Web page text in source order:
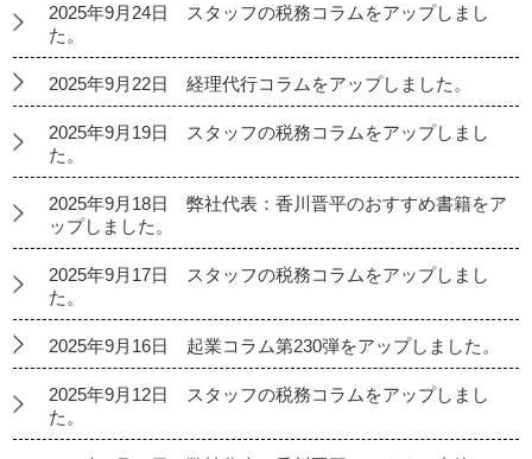
2025年9月24日 スタッフの税務コラムをアップしまし
た。
2025年9月22日 経理代行コラムをアップしました。
2025年9月19日 スタッフの税務コラムをアップしまし
た。
2025年9月18日 弊社代表：香川晋平のおすすめ書籍をア
ップしました。
2025年9月17日 スタッフの税務コラムをアップしまし
た。
2025年9月16日 起業コラム第230弾をアップしました。
2025年9月12日 スタッフの税務コラムをアップしまし
た。